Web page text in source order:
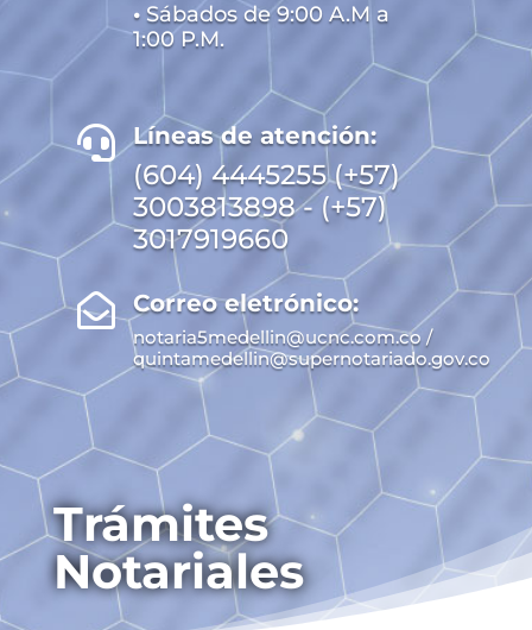
• Sábados de 9:00 A.M a
1:00 P.M.
 Líneas de atención:
(604) 4445255 (+57)
3003813898 - (+57)
3017919660
 Correo eletrónico:
notaria5medellin@ucnc.com.co /
quintamedellin@supernotariado.gov.co
Trámites
Notariales